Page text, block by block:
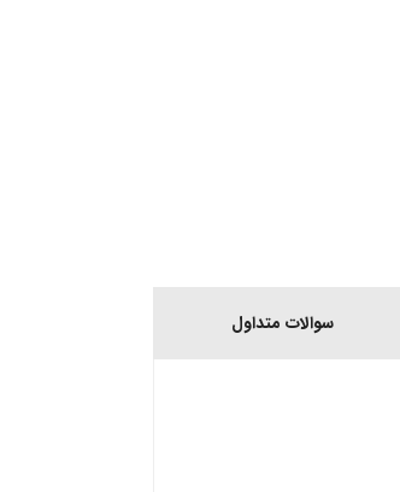
سوالات متداول